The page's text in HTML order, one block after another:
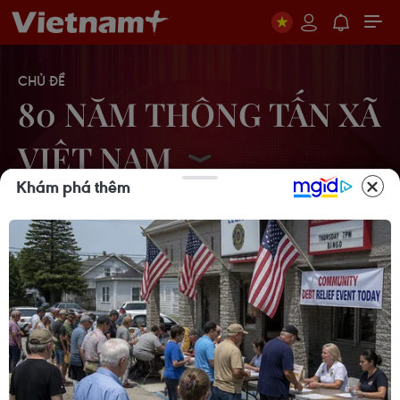
CHỦ ĐỀ
80 NĂM THÔNG TẤN XÃ
VIỆT NAM
Đồng Nai: Thông tấn xã Việt
Nam phối hợp “Thắp sáng đường
quê” ở Đồng Phú
10/01/2026 05:57
65 năm kết nghĩa TTXVN-Sư đoàn
Khám phá thêm